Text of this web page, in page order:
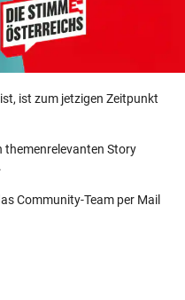
ist zum jetzigen Zeitpunkt
themenrelevanten Story
.
Community-Team per Mail